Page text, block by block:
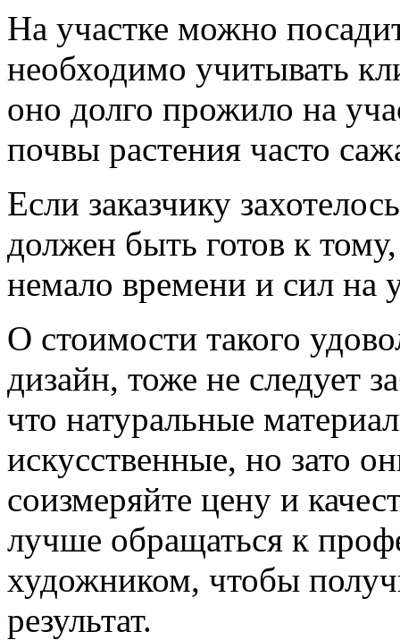
На участке можно
необходимо учитывать
оно долго прожило на
почвы растения часто
Если заказчику
должен быть готов к
немало времени и сил на
О стоимости такого
дизайн, тоже не следует
что натуральные
искусственные, но зато
соизмеряйте цену и
лучше обращаться к
художником, чтобы
результат.